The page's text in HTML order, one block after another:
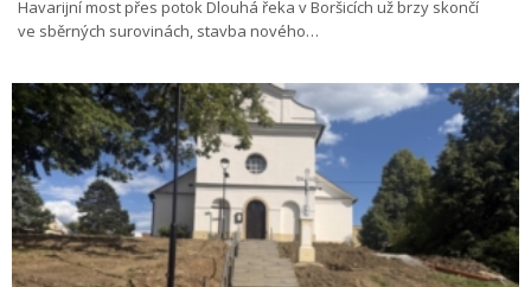
Havarijní most přes potok Dlouhá řeka v Boršicích už brzy skončí
ve sběrných surovinách, stavba nového…